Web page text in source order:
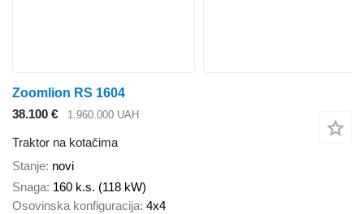
Zoomlion RS 1604
38.100 €
1.960.000 UAH
Traktor na kotačima
Stanje novi
Snaga 160 k.s. (118 kW)
Osovinska konfiguracija 4x4